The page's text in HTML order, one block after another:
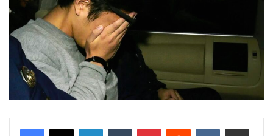
LinkedInTumblr PinterestReddit VKontakteShare via Email